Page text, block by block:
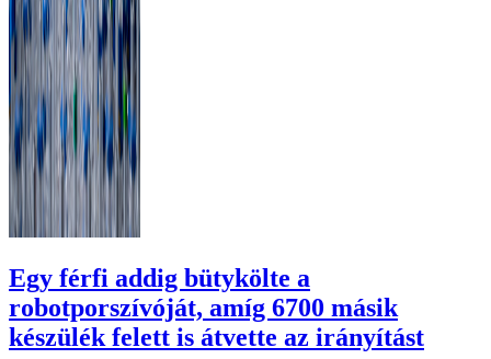
Egy férfi addig bütykölte a
robotporszívóját, amíg 6700 másik
készülék felett is átvette az irányítást